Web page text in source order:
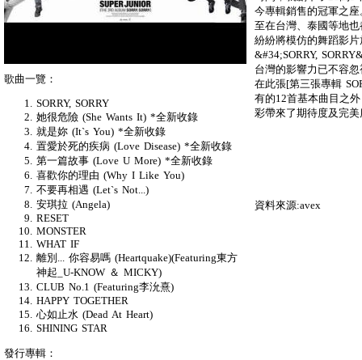
今專輯銷售的冠軍之
至在台灣、泰國等地
紛紛將模仿的舞蹈影
&#34;SORRY,
台灣的影響力已不容忽
在此張[第三張專輯
有的12首基本曲目之
彩帶來了期待度及完
資料來源:avex
歌曲一覽：
SORRY, SORRY
她很危險 (She Wants It) *全新收錄
就是妳 (It`s You) *全新收錄
置愛於死的疾病 (Love Disease) *全新收錄
第一篇故事 (Love U More) *全新收錄
喜歡你的理由 (Why I Like You)
不要再相遇 (Let`s Not...)
安琪拉 (Angela)
RESET
MONSTER
WHAT IF
離別... 你容易嗎 (Heartquake)(Featuring東方
神起_U-KNOW ＆ MICKY)
CLUB No.1 (Featuring李沇熹)
HAPPY TOGETHER
心如止水 (Dead At Heart)
SHINING STAR
發行專輯：